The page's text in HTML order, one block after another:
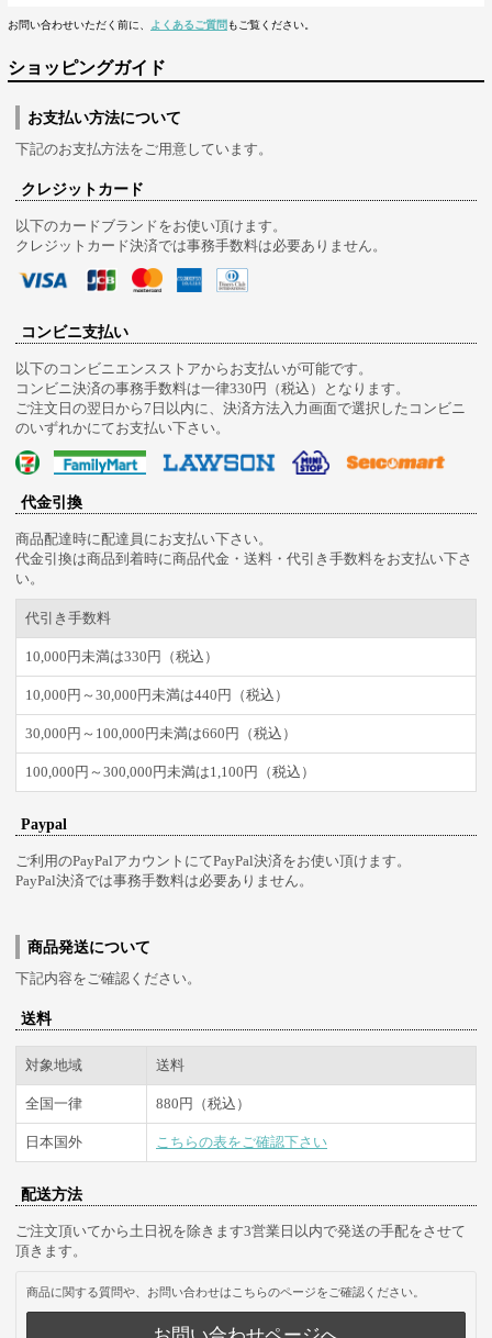
お問い合わせいただく前に、 よくあるご質問 もご覧ください。
ショッピングガイド
お支払い方法について
下記のお支払方法をご用意しています。
クレジットカード
以下のカードブランドをお使い頂けます。
クレジットカード決済では事務手数料は必要ありません。
コンビニ支払い
以下のコンビニエンスストアからお支払いが可能です。
コンビニ決済の事務手数料は一律330円（税込）となります。
ご注文日の翌日から7日以内に、決済方法入力画面で選択したコンビニ
のいずれかにてお支払い下さい。
代金引換
商品配達時に配達員にお支払い下さい。
代金引換は商品到着時に商品代金・送料・代引き手数料をお支払い下さ
い。
代引き手数料
10,000円未満は330円（税込）
10,000円～30,000円未満は440円（税込）
30,000円～100,000円未満は660円（税込）
100,000円～300,000円未満は1,100円（税込）
Paypal
ご利用のPayPalアカウントにてPayPal決済をお使い頂けます。
PayPal決済では事務手数料は必要ありません。
商品発送について
下記内容をご確認ください。
送料
対象地域 送料
全国一律 880円（税込）
日本国外 こちらの表をご確認下さい
配送方法
ご注文頂いてから土日祝を除きます3営業日以内で発送の手配をさせて
頂きます。
商品に関する質問や、お問い合わせはこちらのページをご確認ください。